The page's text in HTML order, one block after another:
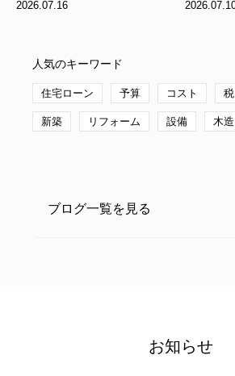
2026.07.16
住宅ローン 予算 コスト
新築 リフォーム 設備 木造
ブログ一覧を見る
お知らせ